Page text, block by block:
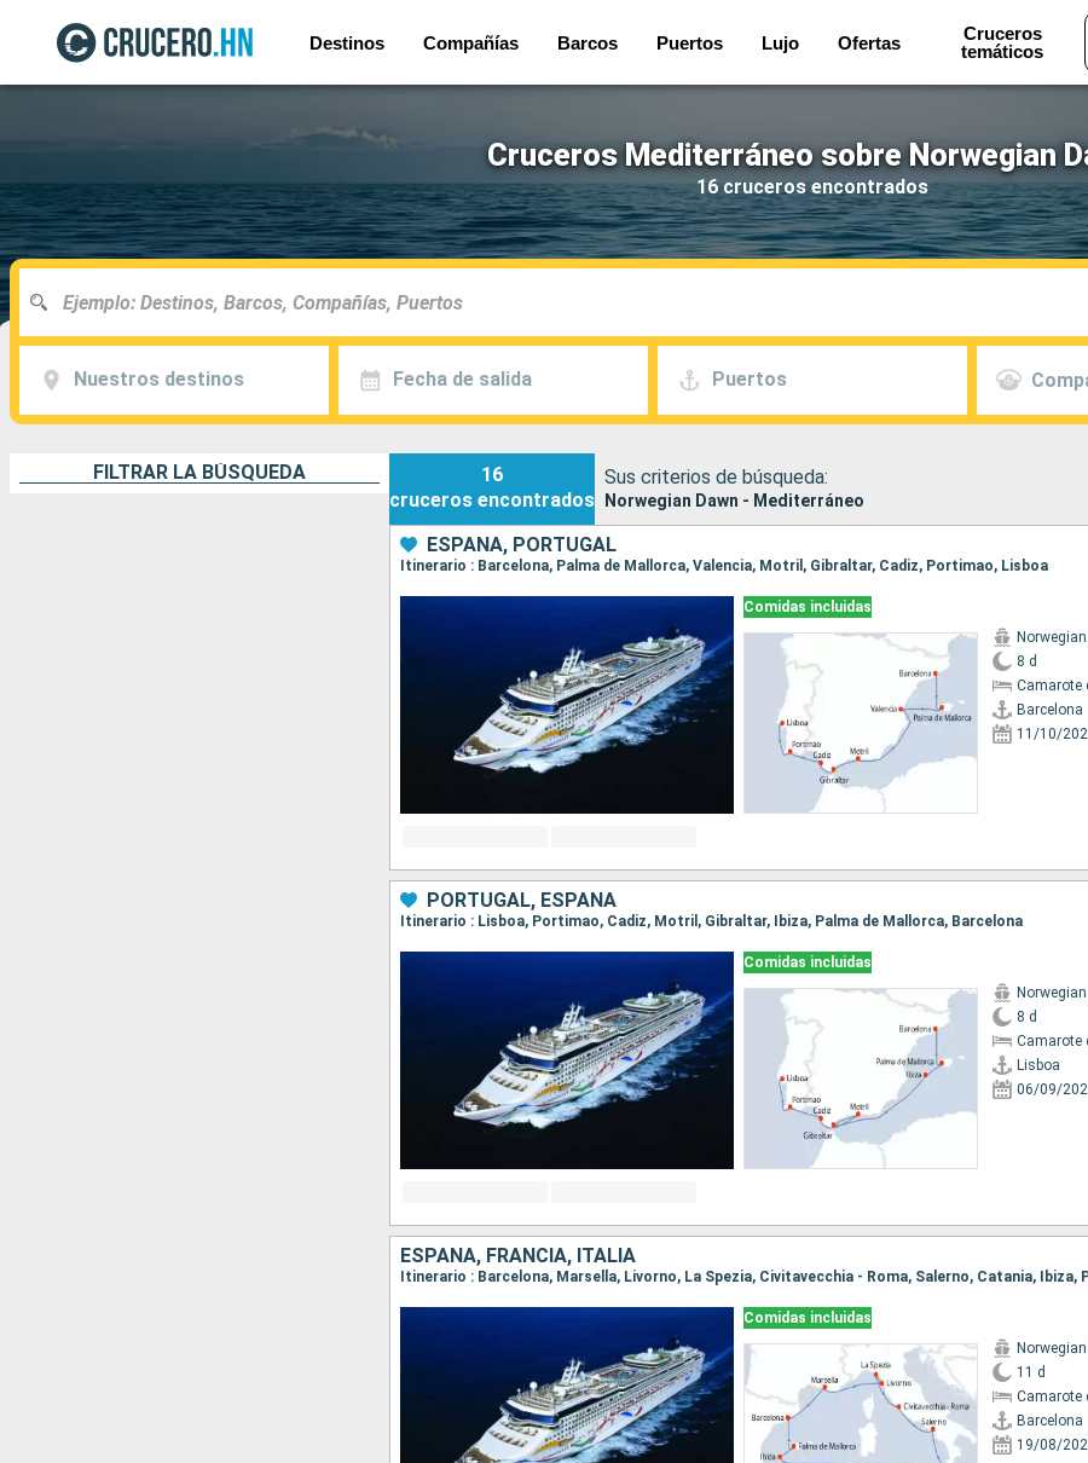
Destinos Compañías Barcos Puertos Lujo Ofertas
Cruceros
temáticos
Cruceros Mediterráneo sobre Norwegian
16 cruceros encontrados
Nuestros destinos Fecha de salida Puertos
FILTRAR LA BÚSQUEDA
16
cruceros encontrados
Sus criterios de búsqueda:
Norwegian Dawn - Mediterráneo
ESPAÑA, PORTUGAL
Itinerario : Barcelona, Palma de Mallorca, Valencia, Motril, Gibraltar, Cadiz, Portimao, Lisboa
Comidas incluidas
8 d
Camarote
Barcelona
11/10/
PORTUGAL, ESPAÑA
Itinerario : Lisboa, Portimao, Cadiz, Motril, Gibraltar, Ibiza, Palma de Mallorca, Barcelona
Comidas incluidas
8 d
Camarote
Lisboa
06/09/
ESPAÑA, FRANCIA, ITALIA
Comidas incluidas
11 d
Camarote
Barcelona
19/08/